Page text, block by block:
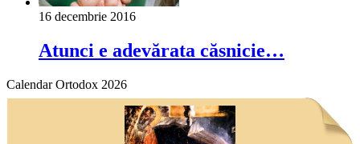
16 decembrie 2016
Atunci e adevărata căsnicie…
Calendar Ortodox 2026